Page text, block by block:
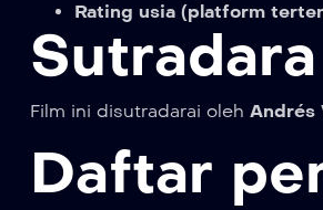
Rating usia (platform
Film ini disutradarai oleh Andrés
Daftar